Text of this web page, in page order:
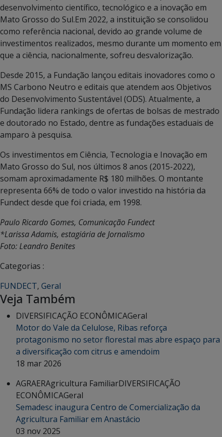
desenvolvimento científico, tecnológico e a inovação em
Mato Grosso do Sul.Em 2022, a instituição se consolidou
como referência nacional, devido ao grande volume de
investimentos realizados, mesmo durante um momento em
que a ciência, nacionalmente, sofreu desvalorização.
Desde 2015, a Fundação lançou editais inovadores como o
MS Carbono Neutro e editais que atendem aos Objetivos
do Desenvolvimento Sustentável (ODS). Atualmente, a
Fundação lidera rankings de ofertas de bolsas de mestrado
e doutorado no Estado, dentre as fundações estaduais de
amparo à pesquisa.
Os investimentos em Ciência, Tecnologia e Inovação em
Mato Grosso do Sul, nos últimos 8 anos (2015-2022),
somam aproximadamente R$ 180 milhões. O montante
representa 66% de todo o valor investido na história da
Fundect desde que foi criada, em 1998.
Paulo Ricardo Gomes, Comunicação Fundect
*Larissa Adamis, estagiária de Jornalismo
Foto: Leandro Benites
Categorias :
FUNDECT, Geral
Veja Também
DIVERSIFICAÇÃO ECONÔMICAGeral
Motor do Vale da Celulose, Ribas reforça
protagonismo no setor florestal mas abre espaço para
a diversificação com citrus e amendoim
18 mar 2026
AGRAERAgricultura FamiliarDIVERSIFICAÇÃO
ECONÔMICAGeral
Semadesc inaugura Centro de Comercialização da
Agricultura Familiar em Anastácio
03 nov 2025